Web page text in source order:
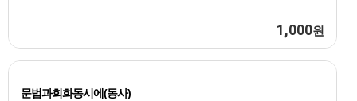
1,000원
문법과회화동시에(동사)